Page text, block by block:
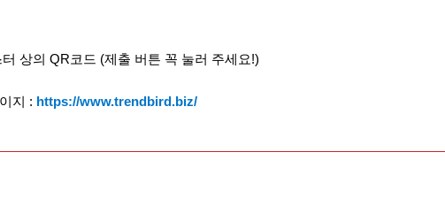
터 상의 QR코드 (제출 버튼 꼭 눌러 주세요!)
지 : https://www.trendbird.biz/